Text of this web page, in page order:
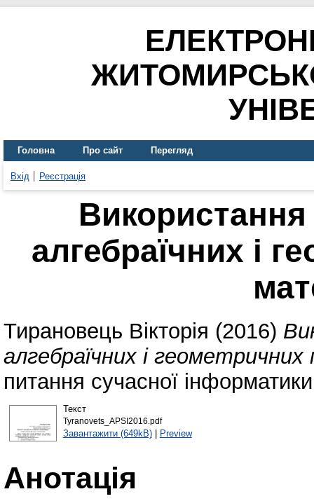
Головна Про сайт Перегляд
Вхід Реєстрація
Використання
алгебраїчних і
Тирановець Вікторія (2016)
алгебраїчних і
питання сучасної
Текст
Tyranovets_APSI2016.pdf
Завантажити (649kB)| Preview
Анотація